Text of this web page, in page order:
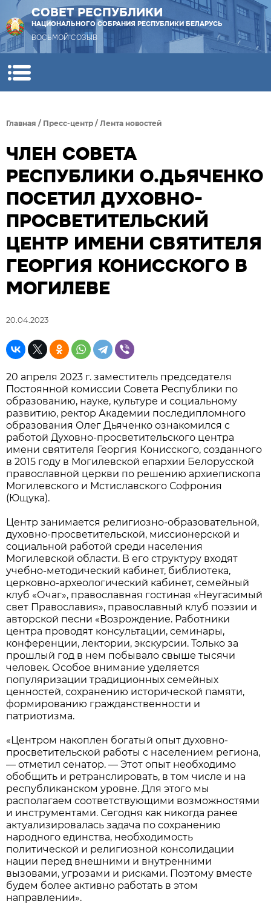
СОВЕТ РЕСПУБЛИКИ
НАЦИОНАЛЬНОГО СОБРАНИЯ РЕСПУБЛИКИ БЕЛАРУСЬ
ВОСЬМОЙ СОЗЫВ
Главная / Пресс-центр / Лента новостей
ЧЛЕН СОВЕТА
РЕСПУБЛИКИ О.ДЬЯЧЕНКО
ПОСЕТИЛ ДУХОВНО-
ПРОСВЕТИТЕЛЬСКИЙ
ЦЕНТР ИМЕНИ СВЯТИТЕЛЯ
ГЕОРГИЯ КОНИССКОГО В
МОГИЛЕВЕ
20.04.2023
20 апреля 2023 г. заместитель председателя
Постоянной комиссии Совета Республики по
образованию, науке, культуре и социальному
развитию, ректор Академии последипломного
образования Олег Дьяченко ознакомился с
работой Духовно-просветительского центра
имени святителя Георгия Конисского, созданного
в 2015 году в Могилевской епархии Белорусской
православной церкви по решению архиепископа
Могилевского и Мстиславского Софрония
(Ющука).
Центр занимается религиозно-образовательной,
духовно-просветительской, миссионерской и
социальной работой среди населения
Могилевской области. В его структуру входят
учебно-методический кабинет, библиотека,
церковно-археологический кабинет, семейный
клуб «Очаг», православная гостиная «Неугасимый
свет Православия», православный клуб поэзии и
авторской песни «Возрождение. Работники
центра проводят консультации, семинары,
конференции, лектории, экскурсии. Только за
прошлый год в нем побывало свыше тысячи
человек. Особое внимание уделяется
популяризации традиционных семейных
ценностей, сохранению исторической памяти,
формированию гражданственности и
патриотизма.
«Центром накоплен богатый опыт духовно-
просветительской работы с населением региона,
— отметил сенатор. — Этот опыт необходимо
обобщить и ретранслировать, в том числе и на
республиканском уровне. Для этого мы
располагаем соответствующими возможностями
и инструментами. Сегодня как никогда ранее
актуализировалась задача по сохранению
народного единства, необходимость
политической и религиозной консолидации
нации перед внешними и внутренними
вызовами, угрозами и рисками. Поэтому вместе
будем более активно работать в этом
направлении».